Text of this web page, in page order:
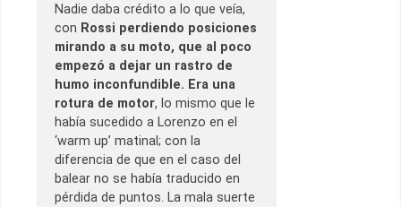
Nadie daba crédito a lo que veía,
con Rossi perdiendo posiciones
mirando a su moto, que al poco
empezó a dejar un rastro de
humo inconfundible. Era una
rotura de motor, lo mismo que le
había sucedido a Lorenzo en el
‘warm up’ matinal; con la
diferencia de que en el caso del
balear no se había traducido en
pérdida de puntos. La mala suerte